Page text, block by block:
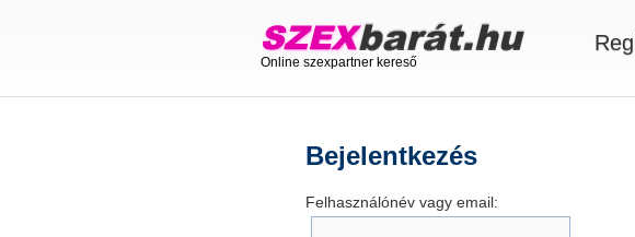
Online szexpartner kereső
Bejelentkezés
Felhasználónév vagy email: